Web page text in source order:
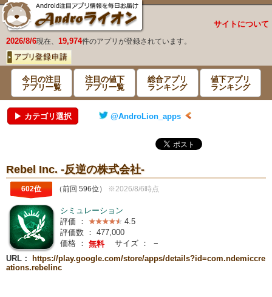
サイトについて
2026/8/6現在、 19,974件のアプリが登録されています。
今日の注目
アプリ一覧
注目の値下
アプリ一覧
総合アプリ
ランキング
値下アプリ
ランキング
▶ カテゴリ選択 @AndroLion_apps
Rebel Inc. -反逆の株式会社-
602位 （前回 596位） ※2026/8/6時点
シミュレーション
評価 ：
4.5
評価数 ： 477,000
価格 ： 無料 サイズ ：
－
URL：
https://play.google.com/store/apps/details?id=com.ndemiccre
ations.rebelinc